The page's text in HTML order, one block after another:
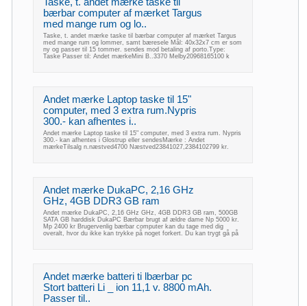
bærbar computer af mærket Targus
med mange rum og lo..
Taske, t. andet mærke taske til bærbar computer af mærket Targus
med mange rum og lommer, samt bæresele Mål: 40x32x7 cm er som
ny og passer til 15 tommer. sendes mod betaling af porto.Type:
Taske Passer til: Andet mærkeMini B..3370 Melby20968165100 k
Andet mærke Laptop taske til 15"
computer, med 3 extra rum.Nypris
300.- kan afhentes i..
Andet mærke Laptop taske til 15" computer, med 3 extra rum. Nypris
300.- kan afhentes i Glostrup eller sendesMærke : Andet
mærkeTilsalg n.næstved4700 Næstved23841027,2384102799 kr.
Andet mærke DukaPC, 2,16 GHz
GHz, 4GB DDR3 GB ram
Andet mærke DukaPC, 2,16 GHz GHz, 4GB DDR3 GB ram, 500GB
SATA GB harddisk DukaPC Bærbar brugt af ældre dame Np 5000 kr.
Mp 2400 kr Brugervenlig bærbar computer kan du tage med dig
overalt, hvor du ikke kan trykke på noget forkert. Du kan trygt gå på
Andet mærke batteri ti lbærbar pc
Stort batteri Li _ ion 11,1 v. 8800 mAh.
Passer til..